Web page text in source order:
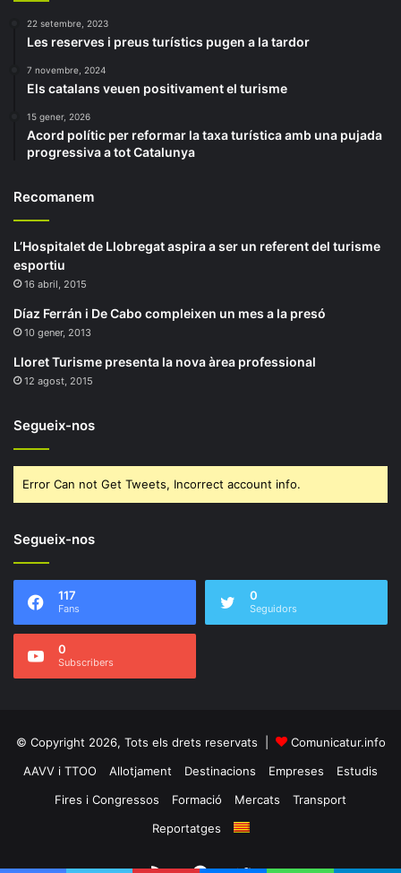
22 setembre, 2023
Les reserves i preus turístics pugen a la tardor
7 novembre, 2024
Els catalans veuen positivament el turisme
15 gener, 2026
Acord polític per reformar la taxa turística amb una pujada
progressiva a tot Catalunya
Recomanem
L’Hospitalet de Llobregat aspira a ser un referent del turisme
esportiu
16 abril, 2015
Díaz Ferrán i De Cabo compleixen un mes a la presó
10 gener, 2013
Lloret Turisme presenta la nova àrea professional
12 agost, 2015
Segueix-nos
Error Can not Get Tweets, Incorrect account info.
Segueix-nos
117
Fans
0
Seguidors
0
Subscribers
© Copyright 2026, Tots els drets reservats |
Comunicatur.info
AAVV i TTOO
Allotjament Destinacions Empreses
Estudis
Fires i Congressos
Formació Mercats
Transport
Reportatges